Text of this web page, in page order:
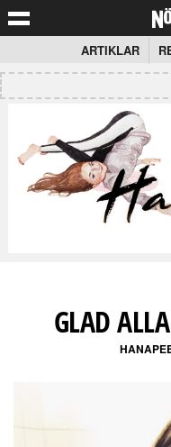
ARTIKLAR
GLAD